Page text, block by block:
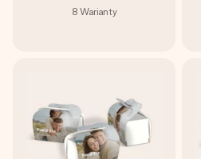
8 Warianty